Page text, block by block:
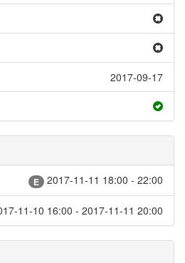
2017-09-17
E 2017-11-11 18:00 - 22:00
11-10 16:00 - 2017-11-11 20:00